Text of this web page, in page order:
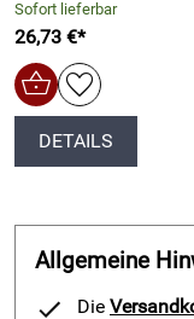
Sofort lieferbar
26,73 €*
DETAILS
Allgemeine
Die